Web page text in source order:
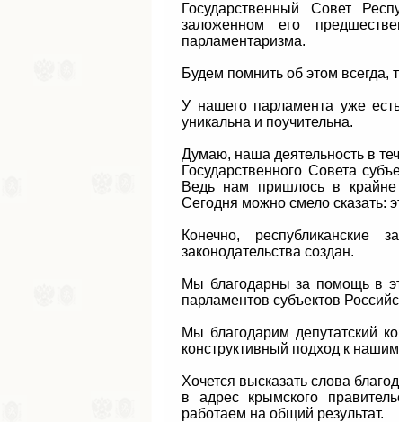
Государственный Совет
заложенном его
парламентаризма.
Будем помнить об этом всегда,
У нашего парламента уже
уникальна и поучительна.
Думаю, наша деятельность в
Государственного Совета
Ведь нам пришлось в крайне
Сегодня можно смело сказать:
Конечно,
законодательства создан.
Мы благодарны за помощь в
парламентов субъектов
Мы благодарим депутатский
конструктивный подход к
Хочется высказать слова
в адрес крымского
работаем на общий результат.